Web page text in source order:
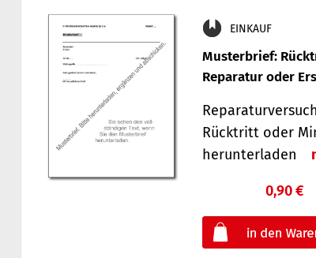
EINKAUF
Musterbrief:
Reparatur oder
Rücktritt oder
herunterladen
0,90 €